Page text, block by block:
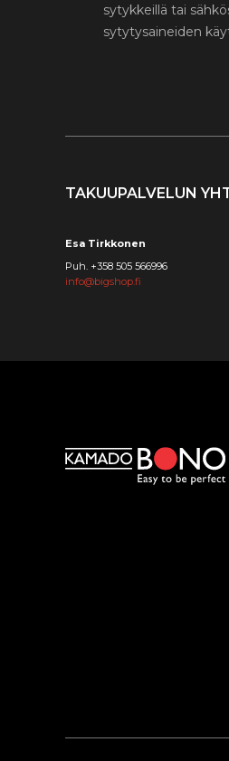
sytykkeillä tai
sytytysaineiden
TAKUUPALVELUN
Esa Tirkkonen
Puh. +358 505 566996
info@bigshop.fi